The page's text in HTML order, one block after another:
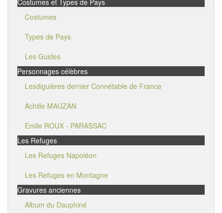
Costumes et Types de Pays
Costumes
Types de Pays
Les Guides
Personnages célèbres
Lesdiguières dernier Connétable de France
Achille MAUZAN
Emile ROUX - PARASSAC
Les Refuges
Les Refuges Napoléon
Les Refuges en Montagne
Gravures anciennes
Album du Dauphiné